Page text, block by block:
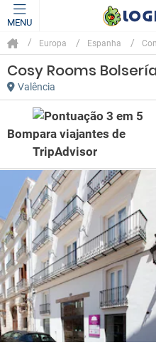
MENU
Europa Espanha
Cosy Rooms
Valência
Bom